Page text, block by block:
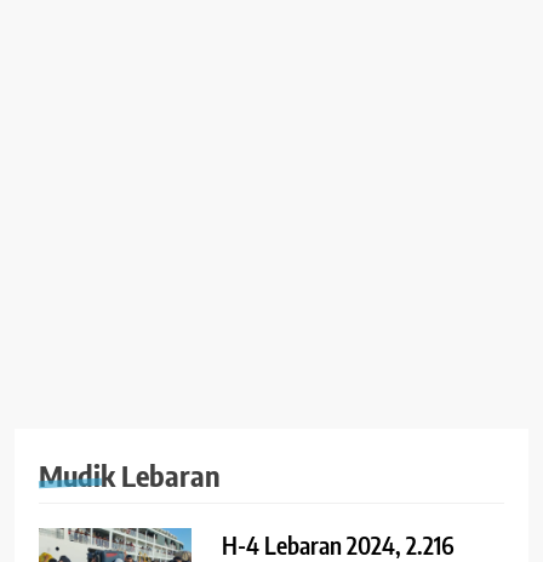
Mudik Lebaran
H-4 Lebaran 2024, 2.216